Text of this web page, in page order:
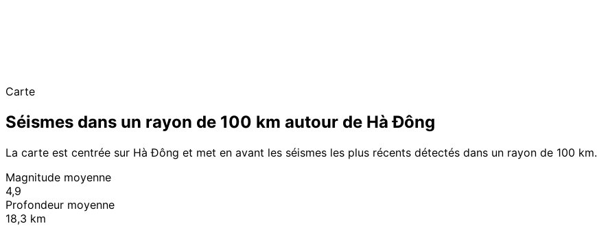
Carte
Séismes dans un rayon de 100 km autour de Hà Đông
La carte est centrée sur Hà Đông et met en avant les séismes les plus récents détectés dans un rayon de 100 km.
Magnitude moyenne
4,9
Profondeur moyenne
18,3 km